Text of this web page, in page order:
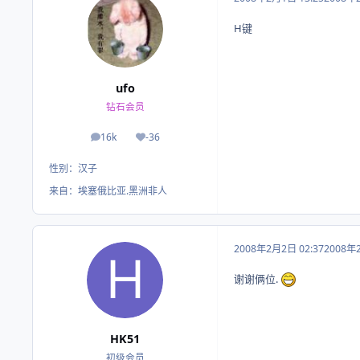
ufo
钻石会员
16k
帖子 -36
荣誉积分
性别： 汉子
来自： 埃塞俄比亚.黑洲非人
H键
HK51
初级会员
2008年2月2日 02:372008年
谢谢俩位.